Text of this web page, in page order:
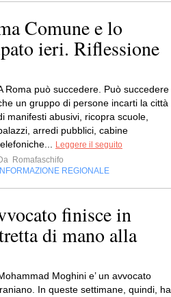
Comune e lo
ieri. Riflessione
Roma può succedere. Può succedere
un gruppo di persone incarti la città
manifesti abusivi, ricopra scuole,
arredi pubblici, cabine
Leggere il seguito
Romafaschifo
INFORMAZIONE REGIONALE
finisce in
di mano alla
Moghini e’ un avvocato
In queste settimane, quindi, ha